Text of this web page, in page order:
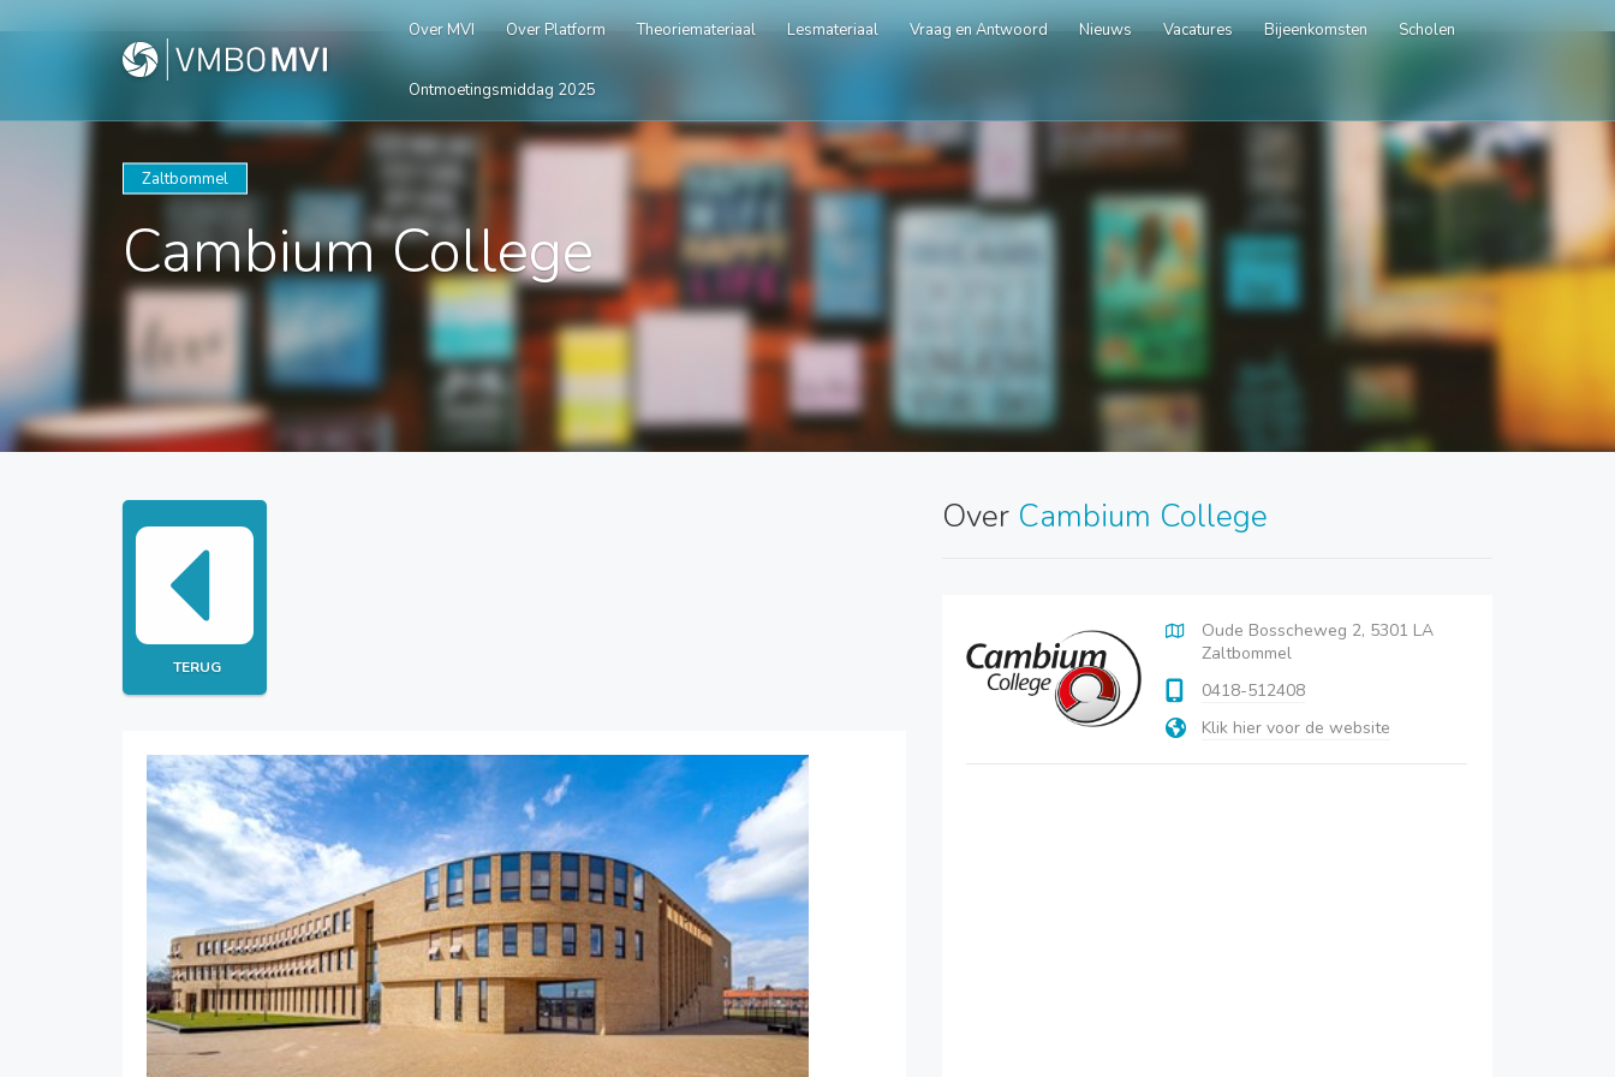
Over MVI Over Platform Theoriemateriaal Lesmateriaal Vraag en Antwoord Nieuws Vacatures Bijeenkomsten Scholen
Ontmoetingsmiddag 2025
Zaltbommel
Cambium College
TERUG
Over Cambium College
Oude Bosscheweg 2, 5301 LA
Zaltbommel
0418-512408
Klik hier voor de website